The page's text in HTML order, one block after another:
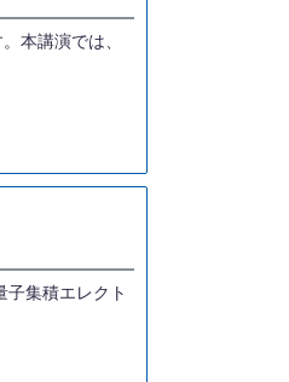
本講演では、
集積エレクト